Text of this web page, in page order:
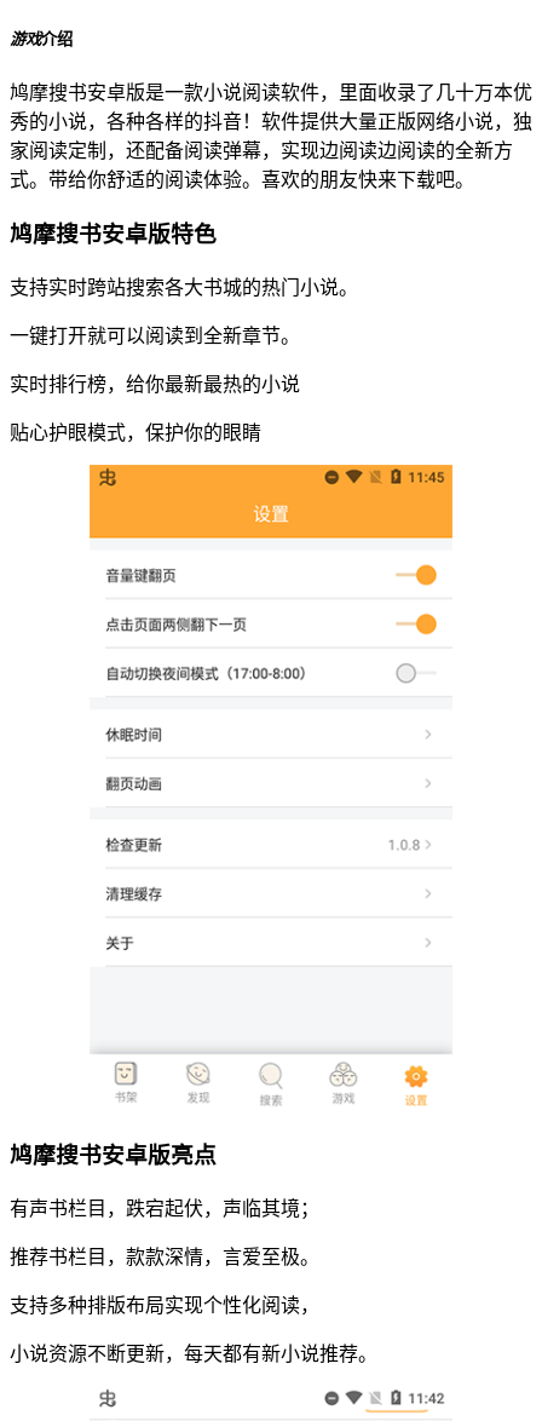
游戏介绍
鸠摩搜书安卓版是一款小说阅读软件，里面收录了几十万本优
秀的小说，各种各样的抖音！软件提供大量正版网络小说，独
家阅读定制，还配备阅读弹幕，实现边阅读边阅读的全新方
式。带给你舒适的阅读体验。喜欢的朋友快来下载吧。
鸠摩搜书安卓版特色
支持实时跨站搜索各大书城的热门小说。
一键打开就可以阅读到全新章节。
实时排行榜，给你最新最热的小说
贴心护眼模式，保护你的眼睛
鸠摩搜书安卓版亮点
有声书栏目，跌宕起伏，声临其境；
推荐书栏目，款款深情，言爱至极。
支持多种排版布局实现个性化阅读，
小说资源不断更新，每天都有新小说推荐。